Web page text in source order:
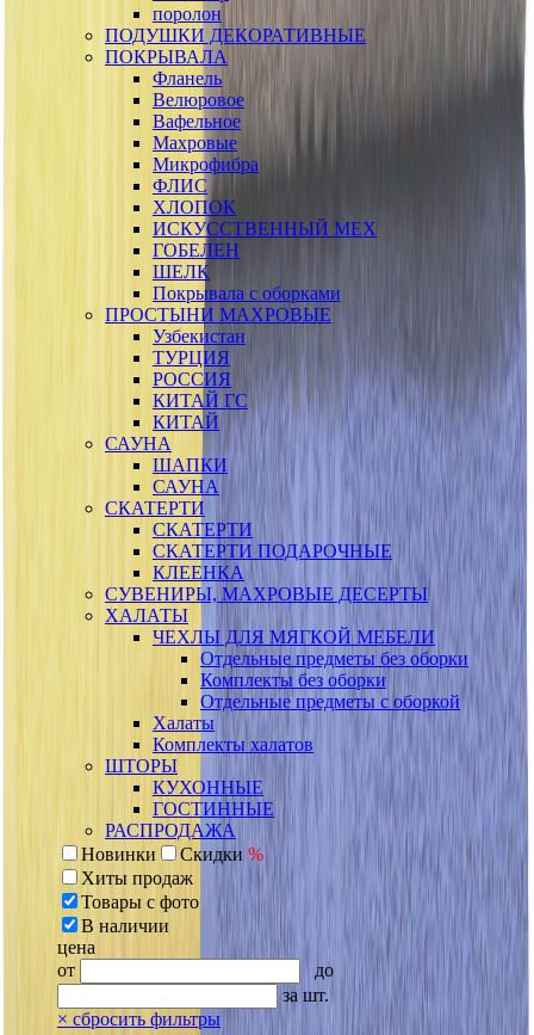
поролон
ПОДУШКИ ДЕКОРАТИВНЫЕ
ПОКРЫВАЛА
Фланель
Велюровое
Вафельное
Махровые
Микрофибра
ФЛИС
ХЛОПОК
ИСКУССТВЕННЫЙ МЕХ
ГОБЕЛЕН
ШЕЛК
Покрывала с оборками
ПРОСТЫНИ МАХРОВЫЕ
Узбекистан
ТУРЦИЯ
РОССИЯ
КИТАЙ ГС
КИТАЙ
САУНА
ШАПКИ
САУНА
СКАТЕРТИ
СКАТЕРТИ
СКАТЕРТИ ПОДАРОЧНЫЕ
КЛЕЕНКА
СУВЕНИРЫ, МАХРОВЫЕ ДЕСЕРТЫ
ХАЛАТЫ
ЧЕХЛЫ ДЛЯ МЯГКОЙ МЕБЕЛИ
Отдельные предметы без оборки
Комплекты без оборки
Отдельные предметы с оборкой
Халаты
Комплекты халатов
ШТОРЫ
КУХОННЫЕ
ГОСТИННЫЕ
РАСПРОДАЖА
Новинки
Скидки %
Хиты продаж
Товары с фото
В наличии
цена
от
до
за шт.
× сбросить фильтры